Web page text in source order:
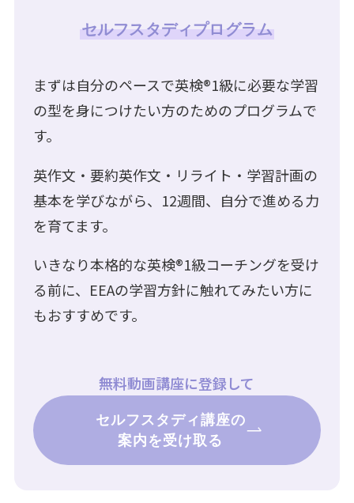
セルフスタディプログラム
まずは自分のペースで英検®1級に必要な学習
の型を身につけたい方のためのプログラムで
す。
英作文・要約英作文・リライト・学習計画の
基本を学びながら、12週間、自分で進める力
を育てます。
いきなり本格的な英検®︎1級コーチングを受け
る前に、EEAの学習方針に触れてみたい方に
もおすすめです。
無料動画講座に登録して
セルフスタディ講座の
案内を受け取る